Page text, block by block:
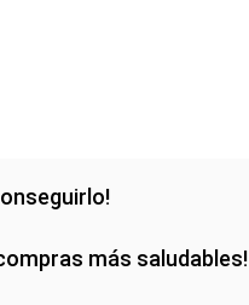
más saludables!